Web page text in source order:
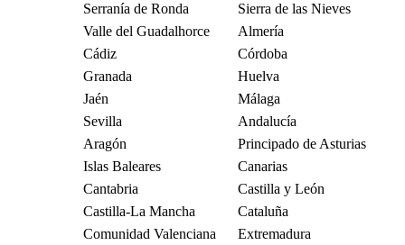
Serranía de Ronda
Sierra de las Nieves
Valle del Guadalhorce
Almería
Cádiz
Córdoba
Granada
Huelva
Jaén
Málaga
Sevilla
Andalucía
Aragón
Principado de Asturias
Islas Baleares
Canarias
Cantabria
Castilla y León
Castilla-La Mancha
Cataluña
Comunidad Valenciana
Extremadura